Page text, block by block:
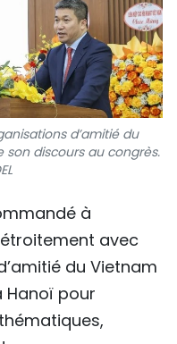
d’amitié du
son discours au congrès.
à
avec
du Vietnam
Hanoï pour